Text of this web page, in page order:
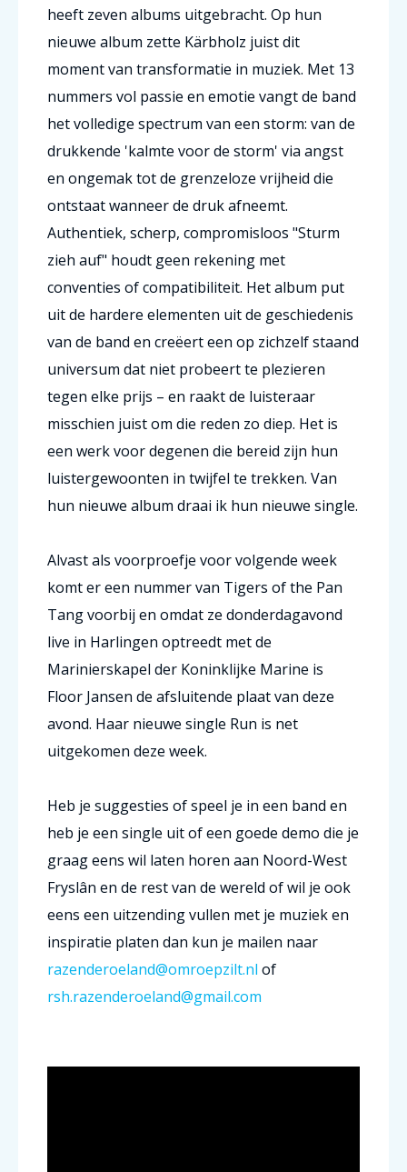
heeft zeven albums uitgebracht. Op hun
nieuwe album zette Kärbholz juist dit
moment van transformatie in muziek. Met 13
nummers vol passie en emotie vangt de band
het volledige spectrum van een storm: van de
drukkende 'kalmte voor de storm' via angst
en ongemak tot de grenzeloze vrijheid die
ontstaat wanneer de druk afneemt.
Authentiek, scherp, compromisloos "Sturm
zieh auf" houdt geen rekening met
conventies of compatibiliteit. Het album put
uit de hardere elementen uit de geschiedenis
van de band en creëert een op zichzelf staand
universum dat niet probeert te plezieren
tegen elke prijs – en raakt de luisteraar
misschien juist om die reden zo diep. Het is
een werk voor degenen die bereid zijn hun
luistergewoonten in twijfel te trekken. Van
hun nieuwe album draai ik hun nieuwe single.
Alvast als voorproefje voor volgende week
komt er een nummer van Tigers of the Pan
Tang voorbij en omdat ze donderdagavond
live in Harlingen optreedt met de
Marinierskapel der Koninklijke Marine is
Floor Jansen de afsluitende plaat van deze
avond. Haar nieuwe single Run is net
uitgekomen deze week.
Heb je suggesties of speel je in een band en
heb je een single uit of een goede demo die je
graag eens wil laten horen aan Noord-West
Fryslân en de rest van de wereld of wil je ook
eens een uitzending vullen met je muziek en
inspiratie platen dan kun je mailen naar
razenderoeland@omroepzilt.nl of
rsh.razenderoeland@gmail.com